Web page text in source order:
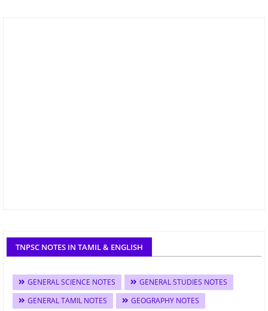
TNPSC NOTES IN TAMIL & ENGLISH
GENERAL SCIENCE NOTES
GENERAL STUDIES NOTES
GENERAL TAMIL NOTES
GEOGRAPHY NOTES